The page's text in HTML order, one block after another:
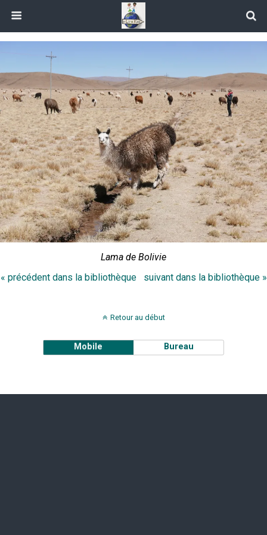
Lama de Bolivie
« précédent dans la bibliothèque
suivant dans la bibliothèque »
Retour au début
Mobile Bureau